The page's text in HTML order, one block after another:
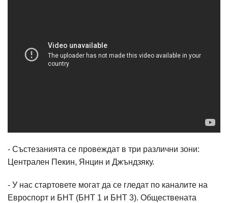
- Състезанията се провеждат в три различни зони:
Централен Пекин, Янцин и Джъндзяку.
- У нас стартовете могат да се гледат по каналите на
Евроспорт и БНТ (БНТ 1 и БНТ 3). Обществената